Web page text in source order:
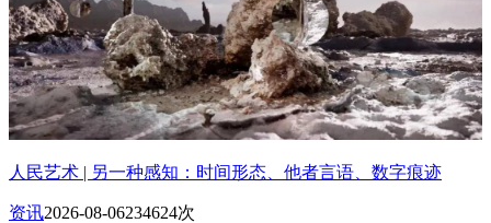
人民艺术 | 另一种感知：时间形态、他者言语、数字痕迹
资讯2026-08-06234624次